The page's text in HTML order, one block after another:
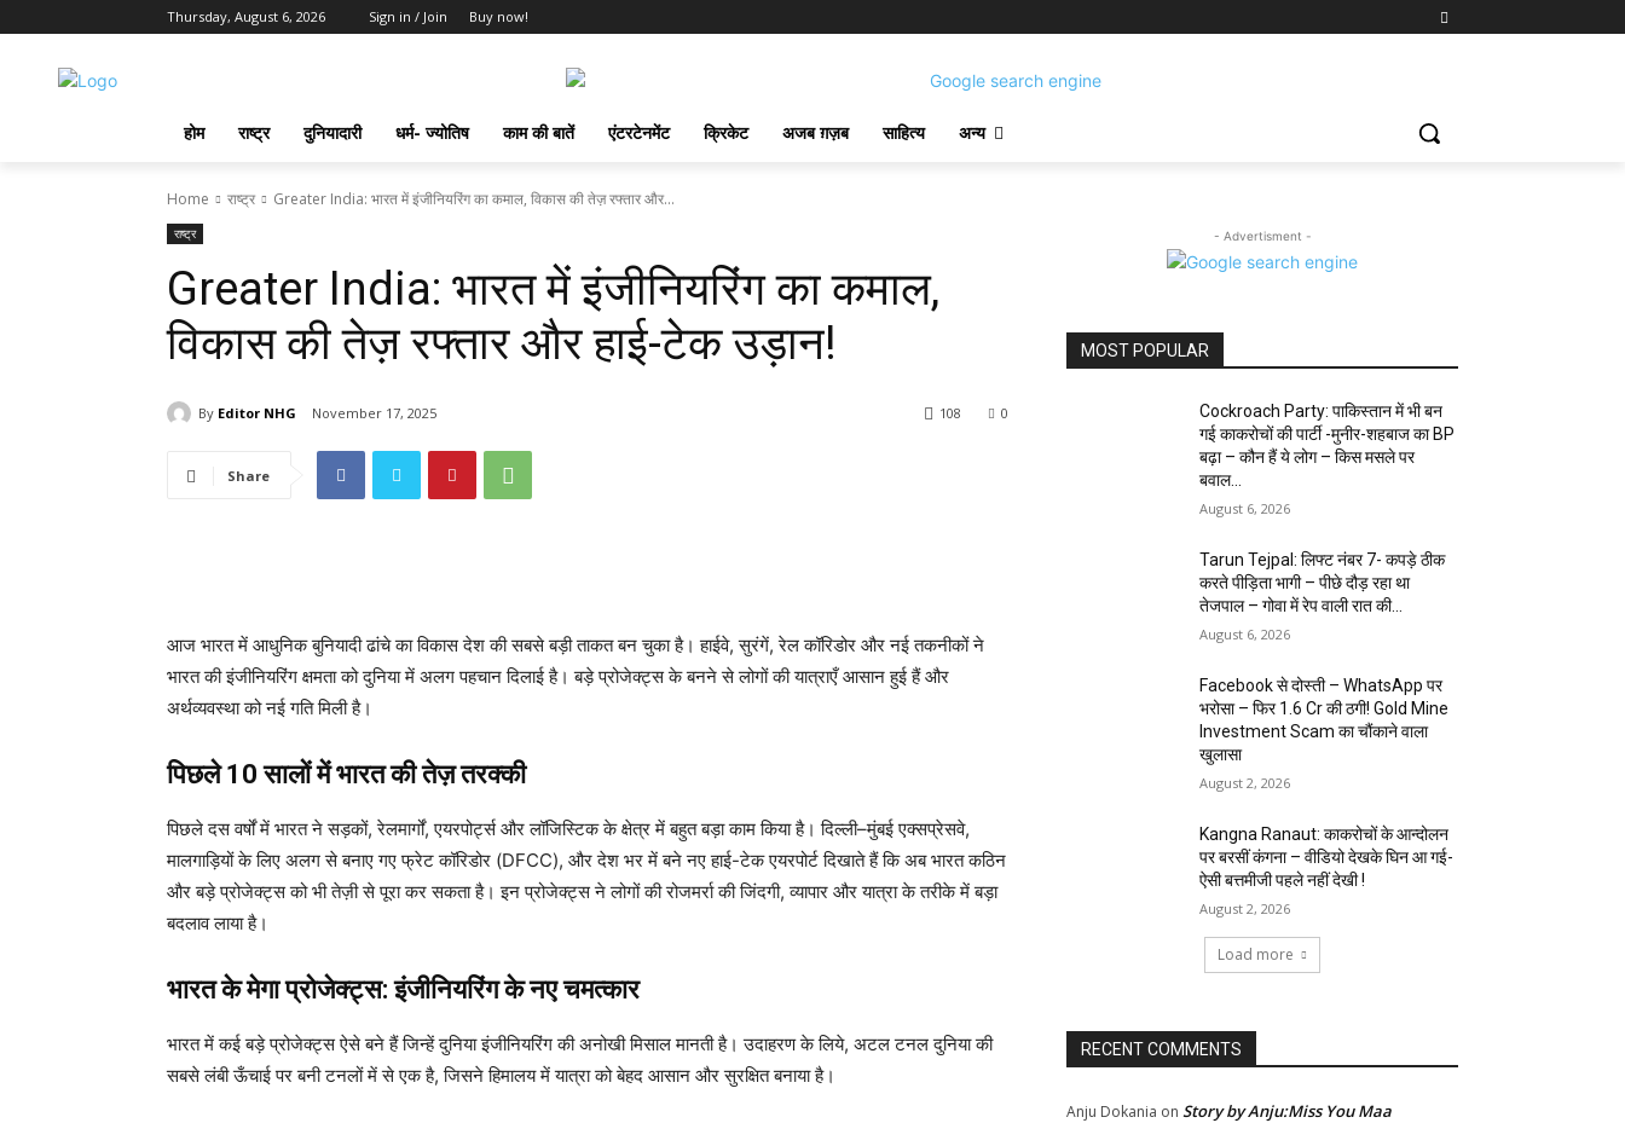
Thursday, August 6, 2026 Sign in / Join Buy now!
होम राष्ट्र दुनियादारी धर्म- ज्योतिष काम की बातें एंटरटेनमेंट क्रिकेट अजब ग़ज़ब साहित्य अन्य
Home राष्ट्र Greater India: भारत में इंजीनियरिंग का कमाल, विकास की तेज़ रफ्तार और...
राष्ट्र
Greater India: भारत में इंजीनियरिंग का कमाल,
विकास की तेज़ रफ्तार और हाई-टेक उड़ान!
By Editor NHG November 17, 2025 0
108
Share
आज भारत में आधुनिक बुनियादी ढांचे का विकास देश की सबसे बड़ी ताकत बन चुका है। हाईवे, सुरंगें, रेल कॉरिडोर और नई तकनीकों ने
भारत की इंजीनियरिंग क्षमता को दुनिया में अलग पहचान दिलाई है। बड़े प्रोजेक्ट्स के बनने से लोगों की यात्राएँ आसान हुई हैं और
अर्थव्यवस्था को नई गति मिली है।
पिछले 10 सालों में भारत की तेज़ तरक्की
पिछले दस वर्षों में भारत ने सड़कों, रेलमार्गों, एयरपोर्ट्स और लॉजिस्टिक के क्षेत्र में बहुत बड़ा काम किया है। दिल्ली–मुंबई एक्सप्रेसवे,
मालगाड़ियों के लिए अलग से बनाए गए फ्रेट कॉरिडोर (DFCC), और देश भर में बने नए हाई-टेक एयरपोर्ट दिखाते हैं कि अब भारत कठिन
और बड़े प्रोजेक्ट्स को भी तेज़ी से पूरा कर सकता है। इन प्रोजेक्ट्स ने लोगों की रोजमर्रा की जिंदगी, व्यापार और यात्रा के तरीके में बड़ा
बदलाव लाया है।
भारत के मेगा प्रोजेक्ट्स: इंजीनियरिंग के नए चमत्कार
भारत में कई बड़े प्रोजेक्ट्स ऐसे बने हैं जिन्हें दुनिया इंजीनियरिंग की अनोखी मिसाल मानती है। उदाहरण के लिये, अटल टनल दुनिया की
सबसे लंबी ऊँचाई पर बनी टनलों में से एक है, जिसने हिमालय में यात्रा को बेहद आसान और सुरक्षित बनाया है।
- Advertisment -
MOST POPULAR
Cockroach Party: पाकिस्तान में भी बन
गई काकरोचों की पार्टी -मुनीर-शहबाज का BP
बढ़ा – कौन हैं ये लोग – किस मसले पर
बवाल...
August 6, 2026
Tarun Tejpal: लिफ्ट नंबर 7- कपड़े ठीक
करते पीड़िता भागी – पीछे दौड़ रहा था
तेजपाल – गोवा में रेप वाली रात की...
August 6, 2026
Facebook से दोस्ती – WhatsApp पर
भरोसा – फिर 1.6 Cr की ठगी! Gold Mine
Investment Scam का चौंकाने वाला
खुलासा
August 2, 2026
Kangna Ranaut: काकरोचों के आन्दोलन
पर बरसीं कंगना – वीडियो देखके घिन आ गई-
ऐसी बत्तमीजी पहले नहीं देखी !
August 2, 2026
Load more
RECENT COMMENTS
Anju Dokania on Story by Anju:Miss You Maa